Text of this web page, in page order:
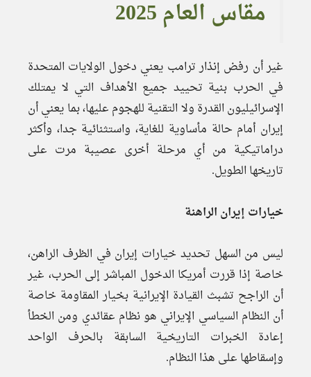
مقاس العام 2025
غير أن رفض إنذار ترامب يعني دخول الولايات المتحدة
في الحرب بنية تحييد جميع الأهداف التي لا يمتلك
الإسرائيليون القدرة ولا التقنية للهجوم عليها، بما يعني أن
إيران أمام حالة مأساوية للغاية، واستثنائية جدا، وأكثر
دراماتيكية من أي مرحلة أخرى عصيبة مرت على
تاريخها الطويل.
خيارات إيران الراهنة
ليس من السهل تحديد خيارات إيران في الظرف الراهن،
خاصة إذا قررت أمريكا الدخول المباشر إلى الحرب، غير
أن الراجح تشبث القيادة الإيرانية بخيار المقاومة خاصة
أن النظام السياسي الإيراني هو نظام عقائدي ومن الخطأ
إعادة الخبرات التاريخية السابقة بالحرف الواحد
وإسقاطها على هذا النظام.